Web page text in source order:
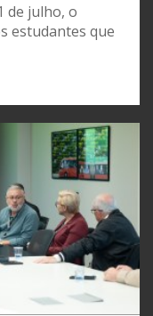
de julho, o
estudantes que